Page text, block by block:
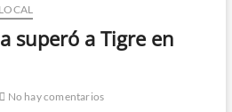
superó a Tigre en
No hay comentarios